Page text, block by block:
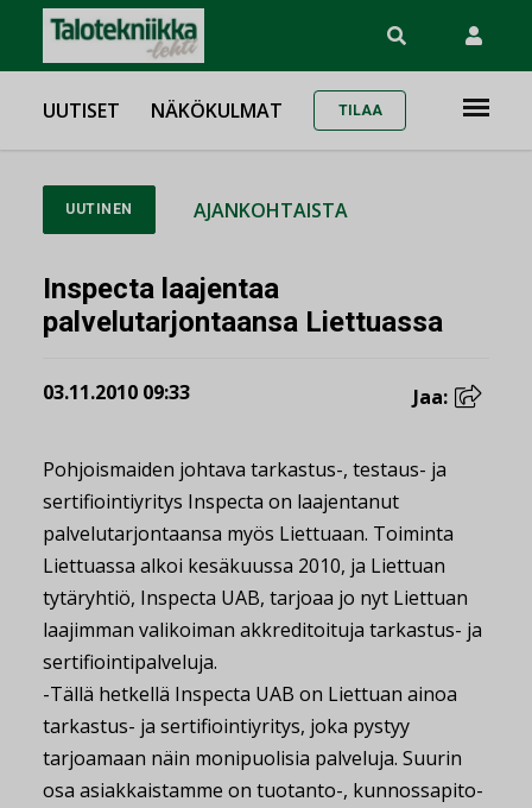
UUTISET NÄKÖKULMAT TILAA
UUTINEN AJANKOHTAISTA
Inspecta laajentaa
palvelutarjontaansa Liettuassa
03.11.2010 09:33 Jaa:
Pohjoismaiden johtava tarkastus-, testaus- ja
sertifiointiyritys Inspecta on laajentanut
palvelutarjontaansa myös Liettuaan. Toiminta
Liettuassa alkoi kesäkuussa 2010, ja Liettuan
tytäryhtiö, Inspecta UAB, tarjoaa jo nyt Liettuan
laajimman valikoiman akkreditoituja tarkastus- ja
sertifiointipalveluja.
-Tällä hetkellä Inspecta UAB on Liettuan ainoa
tarkastus- ja sertifiointiyritys, joka pystyy
tarjoamaan näin monipuolisia palveluja. Suurin
osa asiakkaistamme on tuotanto-, kunnossapito-